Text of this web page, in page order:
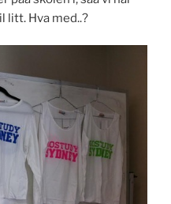
litt. Hva med..?